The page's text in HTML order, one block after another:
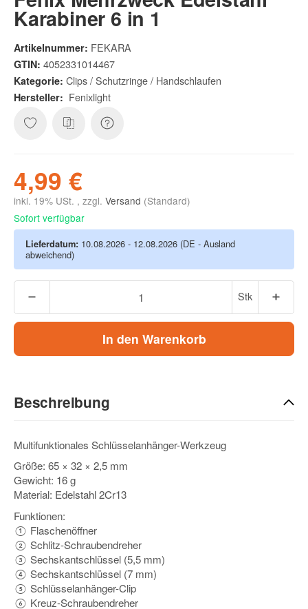
Karabiner 6 in 1
Artikelnummer: FEKARA
GTIN: 4052331014467
Kategorie: Clips / Schutzringe / Handschlaufen
Hersteller: Fenixlight
4,99 €
inkl. 19% USt. , zzgl. Versand (Standard)
Sofort verfügbar
Lieferdatum: 10.08.2026 - 12.08.2026 (DE - Ausland
abweichend)
Stk
In den Warenkorb
Beschreibung
Multifunktionales Schlüsselanhänger-Werkzeug
Größe: 65 × 32 × 2,5 mm
Gewicht: 16 g
Material: Edelstahl 2Cr13
Funktionen:
① Flaschenöffner
② Schlitz-Schraubendreher
③ Sechskantschlüssel (5,5 mm)
④ Sechskantschlüssel (7 mm)
⑤ Schlüsselanhänger-Clip
⑥ Kreuz-Schraubendreher